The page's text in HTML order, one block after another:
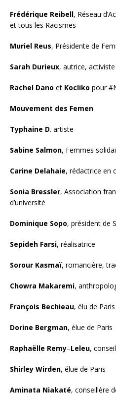
Frédérique Reibell, Réseau
et tous les Racismes
Muriel Reus, Présidente de
Sarah Durieux, autrice, activiste
Rachel Dano et Kocliko pour
Mouvement des Femen
Typhaine D. artiste
Sabine Salmon, Femmes
Carine Delahaie, rédactrice en
Sonia Bressler, Association
d’université
Dominique Sopo, président de
Sepideh Farsi, réalisatrice
Sorour Kasmaï, romancière,
Chowra Makaremi,
François Bechieau, élu de Paris
Dorine Bergman, élue de Paris
Raphaëlle Remy–Leleu,
Shirley Wirden, élue de Paris
Aminata Niakaté, conseillère